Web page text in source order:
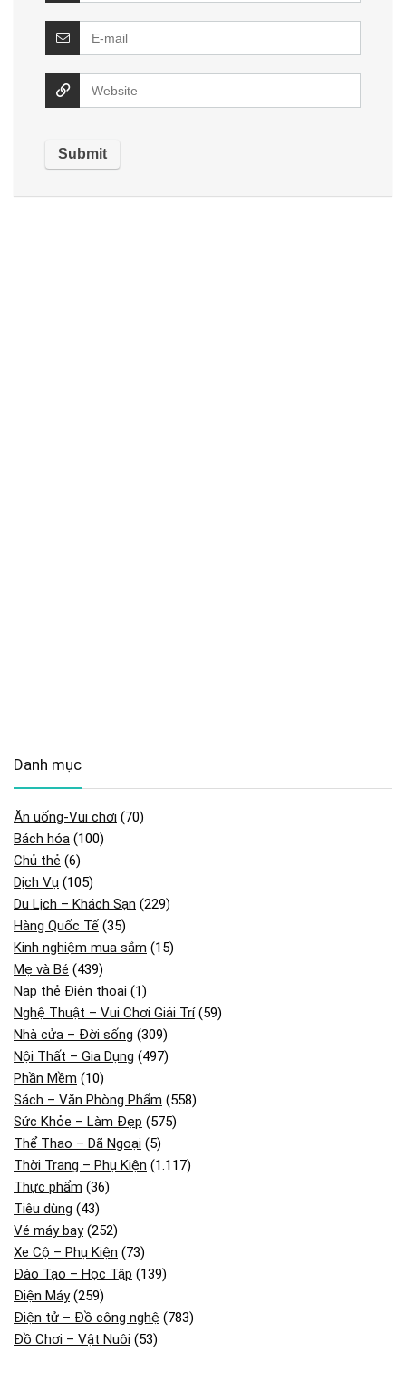
Danh mục
Ăn uống-Vui chơi (70)
Bách hóa (100)
Chủ thẻ (6)
Dịch Vụ (105)
Du Lịch – Khách Sạn (229)
Hàng Quốc Tế (35)
Kinh nghiệm mua sắm (15)
Mẹ và Bé (439)
Nạp thẻ Điện thoại (1)
Nghệ Thuật – Vui Chơi Giải Trí(59)
Nhà cửa – Đời sống (309)
Nội Thất – Gia Dụng (497)
Phần Mềm (10)
Sách – Văn Phòng Phẩm (558)
Sức Khỏe – Làm Đẹp (575)
Thể Thao – Dã Ngoại (5)
Thời Trang – Phụ Kiện (1.117)
Thực phẩm (36)
Tiêu dùng (43)
Vé máy bay(252)
Xe Cộ – Phụ Kiện (73)
Đào Tạo – Học Tập (139)
Điện Máy(259)
Điện tử – Đồ công nghệ (783)
Đồ Chơi – Vật Nuôi (53)